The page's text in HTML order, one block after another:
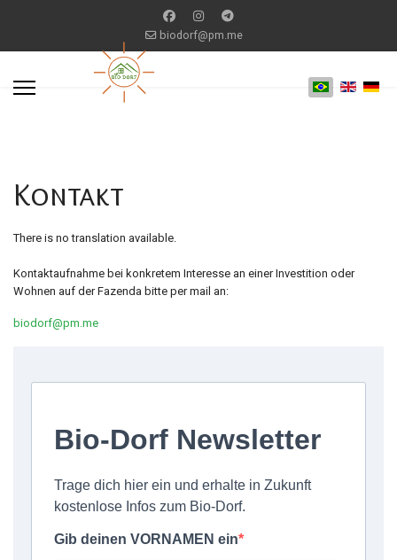
biodorf@pm.me
Kontakt
There is no translation available.
Kontaktaufnahme bei konkretem Interesse an einer Investition oder
Wohnen auf der Fazenda bitte per mail an:
biodorf@pm.me